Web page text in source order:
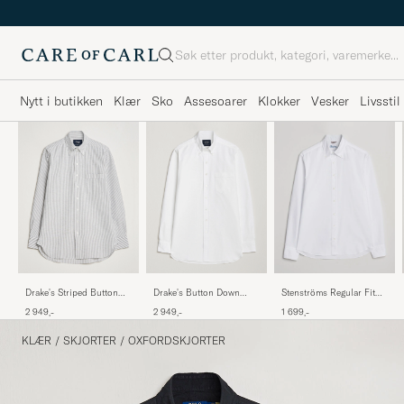
Søk
Nytt i butikken Klær Sko Assesoarer Klokker Vesker Livsstil
Drake's Striped Button
2 949,-
Drake's Button Down
2 949,-
Stenströms Regular Fit
1 699,-
KLÆR / SKJORTER / OXFORDSKJORTER